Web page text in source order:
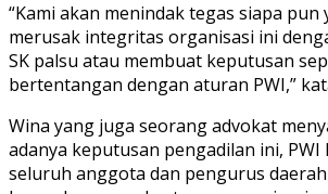
“Kami akan menindak tegas siapa pun
merusak integritas organisasi ini
SK palsu atau membuat keputusan
bertentangan dengan aturan PWI,”
Wina yang juga seorang advokat
adanya keputusan pengadilan ini, PWI
seluruh anggota dan pengurus